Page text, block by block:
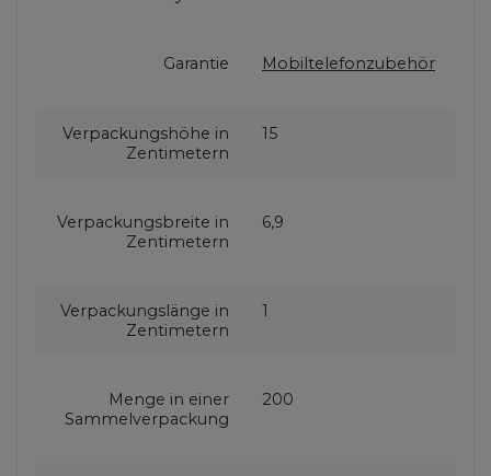
Garantie Mobiltelefonzubehör
Verpackungshöhe in
Zentimetern
15
Verpackungsbreite in
Zentimetern
6,9
Verpackungslänge in
Zentimetern
1
Menge in einer
Sammelverpackung
200